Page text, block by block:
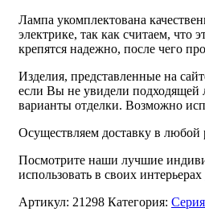
Лампа укомплектована
электрике, так как считаем,
крепятся надежно, после чего
Изделия, представленные на
если Вы не увидели подходящей
варианты отделки. Возможно
Осуществляем доставку в любой
Посмотрите наши лучшие
использовать в своих интерьерах
Артикул: 21298 Категория: